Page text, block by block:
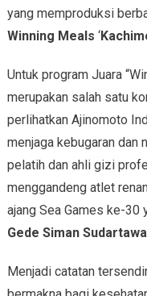
yang memproduksi
Winning Meals ‘
Untuk program Juara
merupakan salah satu
perlihatkan Ajinomoto
menjaga kebugaran dan
pelatih dan ahli gizi
menggandeng atlet
ajang Sea Games ke-30
Gede Siman Sudartawa
Menjadi catatan